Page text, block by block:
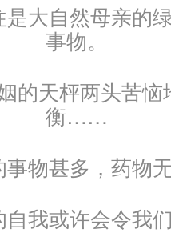
是大自然母亲的
事物。
的天枰两头苦
衡……
物甚多，药物
我或许会令我